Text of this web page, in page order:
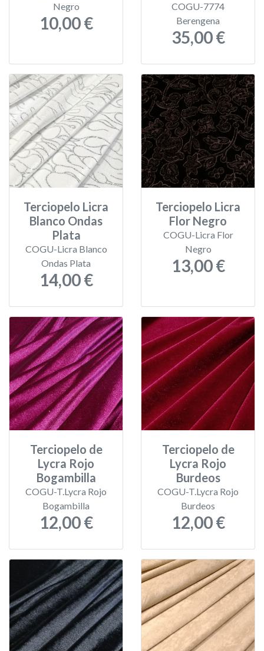
Negro
10,00 €
COGU-7774
Berengena
35,00 €
Terciopelo Licra
Blanco Ondas
Plata
COGU-Licra Blanco
Ondas Plata
14,00 €
Terciopelo Licra
Flor Negro
COGU-Licra Flor
Negro
13,00 €
Terciopelo de
Lycra Rojo
Bogambilla
COGU-T.Lycra Rojo
Bogambilla
12,00 €
Terciopelo de
Lycra Rojo
Burdeos
COGU-T.Lycra Rojo
Burdeos
12,00 €